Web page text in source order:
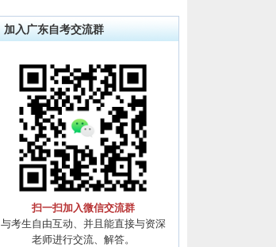
加入广东自考交流群
扫一扫加入微信交流群
与考生自由互动、并且能直接与资深
老师进行交流、解答。